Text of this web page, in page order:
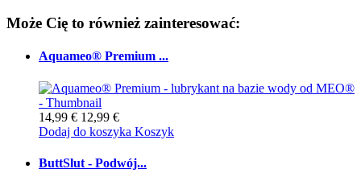
Może Cię to również zainteresować:
Aquameo® Premium ...
14,99 € 12,99 €
Dodaj do koszyka Koszyk
ButtSlut - Podwój...